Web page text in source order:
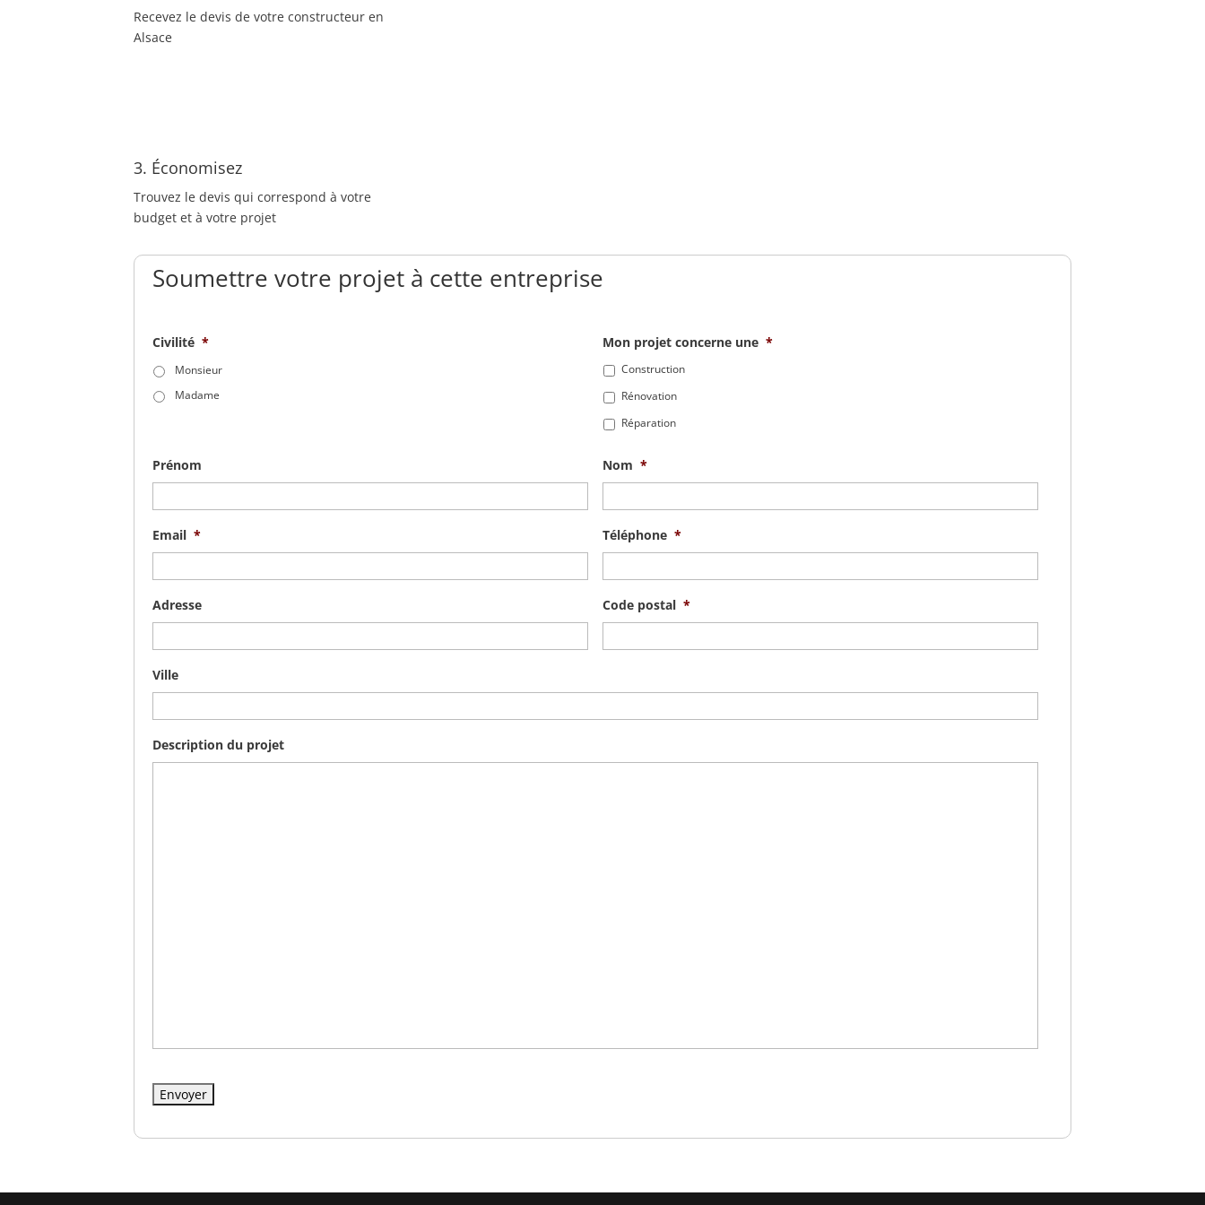
Recevez le devis de votre constructeur en
Alsace
3. Économisez
Trouvez le devis qui correspond à votre
budget et à votre projet
Soumettre votre projet à cette entreprise
Civilité *
Monsieur
Madame
Mon projet concerne une *
Construction
Rénovation
Réparation
Prénom Nom *
Email * Téléphone *
Adresse Code postal *
Ville
Description du projet